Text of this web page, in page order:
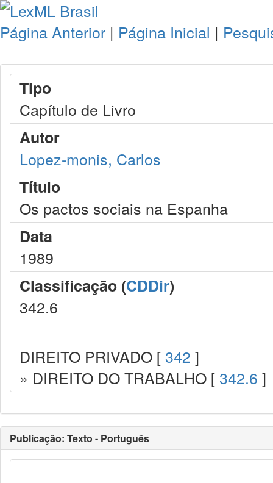
Página Anterior | Página Inicial |
Tipo
Capítulo de Livro
Autor
Lopez-monis, Carlos
Título
Os pactos sociais na Espanha
Data
1989
Classificação (CDDir)
342.6
DIREITO PRIVADO [ 342 ]
» DIREITO DO TRABALHO [ 342.6 ]
Publicação: Texto - Português